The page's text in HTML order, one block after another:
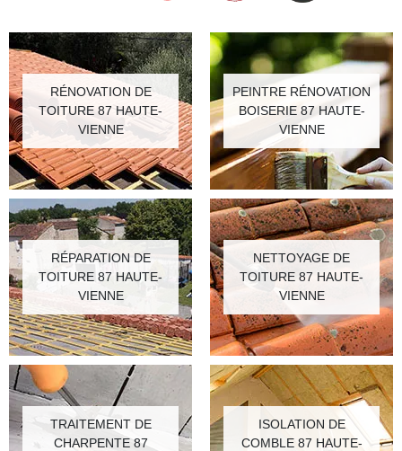
RÉNOVATION DE
TOITURE 87 HAUTE-
VIENNE
PEINTRE RÉNOVATION
BOISERIE 87 HAUTE-
VIENNE
RÉPARATION DE
TOITURE 87 HAUTE-
VIENNE
NETTOYAGE DE
TOITURE 87 HAUTE-
VIENNE
TRAITEMENT DE
CHARPENTE 87
ISOLATION DE
COMBLE 87 HAUTE-